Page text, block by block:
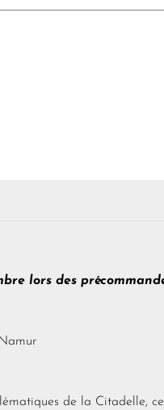
lors des
de la Citadelle,